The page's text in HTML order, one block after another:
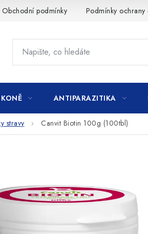
Obchodní podmínky Podmínky
KONĚ ANTIPARAZITIKA
stravy Canvit Biotin 100g (100tbl)